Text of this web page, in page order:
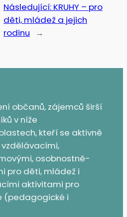
Následující: KRUHY – pro
děti, mládež a jejich
rodinu
→
občanů, zájemců širší
v níže
kteří se aktivně
osobnostně-
pro děti, mládež i
aktivitami pro
(pedagogické i